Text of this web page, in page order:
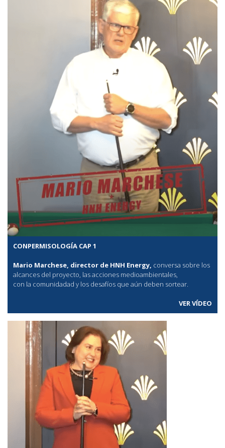
CONPERMISOLOGÍA CAP 1
Mario Marchese, director de HNH Energy, conversa sobre los
alcances del proyecto, las acciones medioambientales,
con la comunidadad y los desafíos que aún deben sortear.
VER VÍDEO